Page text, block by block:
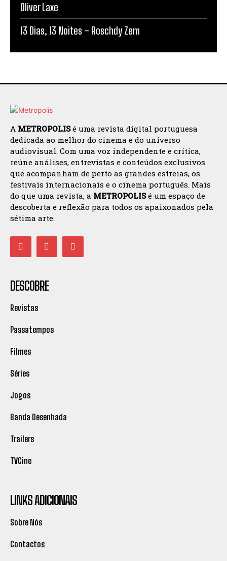
Oliver Laxe
13 Dias, 13 Noites – Roschdy Zem
A METROPOLISé uma revista digital portuguesa
dedicada ao melhor do cinema e do universo
audiovisual. Com uma voz independente e crítica,
reúne análises, entrevistas e conteúdos exclusivos
que acompanham de perto as grandes estreias, os
festivais internacionais e o cinema português. Mais
do que uma revista, a METROPOLISé um espaço de
descoberta e reflexão para todos os apaixonados pela
sétima arte.
DESCOBRE
Revistas
Passatempos
Filmes
Séries
Jogos
Banda Desenhada
Trailers
TVCine
LINKS ADICIONAIS
Sobre Nós
Contactos